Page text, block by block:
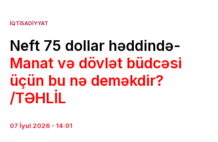
İQTISADIYYAT
Neft 75 dollar həddində-
Manat və dövlət büdcəsi
üçün bu nə deməkdir?
/TƏHLİL
07 İyul 2026 - 14:01